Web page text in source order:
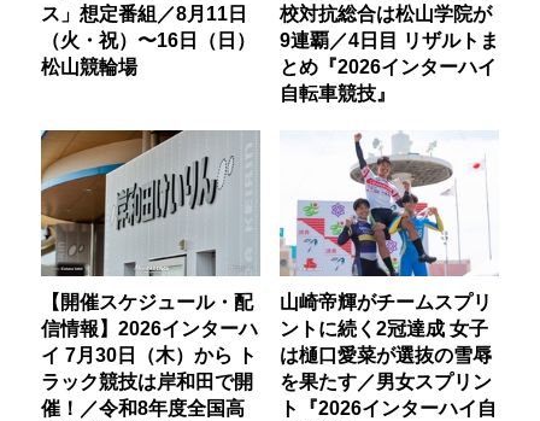
ス」想定番組／8月11日
（火・祝）〜16日（日）
松山競輪場
校対抗総合は松山学院が
9連覇／4日目 リザルトま
とめ『2026インターハイ
自転車競技』
【開催スケジュール・配
信情報】2026インターハ
イ 7月30日（木）から ト
ラック競技は岸和田で開
催！／令和8年度全国高
山崎帝輝がチームスプリ
ントに続く2冠達成 女子
は樋口愛菜が選抜の雪辱
を果たす／男女スプリン
ト『2026インターハイ自